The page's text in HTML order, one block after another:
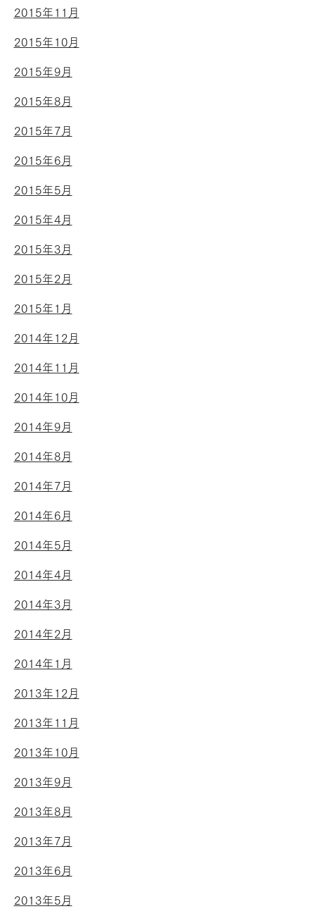
2015年11月
2015年10月
2015年9月
2015年8月
2015年7月
2015年6月
2015年5月
2015年4月
2015年3月
2015年2月
2015年1月
2014年12月
2014年11月
2014年10月
2014年9月
2014年8月
2014年7月
2014年6月
2014年5月
2014年4月
2014年3月
2014年2月
2014年1月
2013年12月
2013年11月
2013年10月
2013年9月
2013年8月
2013年7月
2013年6月
2013年5月